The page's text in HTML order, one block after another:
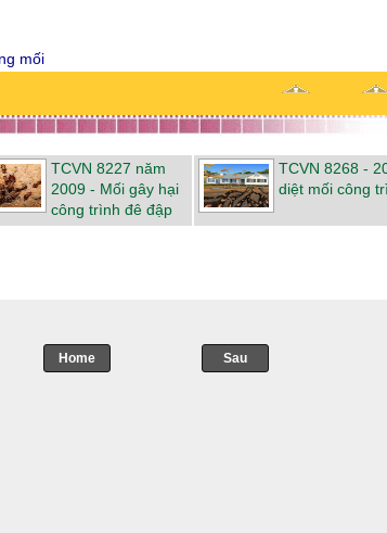
mối
TCVN 8227 năm
2009 - Mối gây hại
công trình đê đập
TCVN 8268 -
diệt mối công
Sau
Home